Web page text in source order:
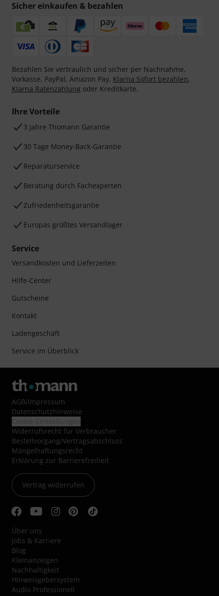
Sicher einkaufen & bezahlen
Bezahlen Sie vertraulich und sicher per Nachnahme,
Vorkasse, PayPal, Amazon Pay, Klarna Sofort bezahlen,
Klarna Ratenzahlung oder Kreditkarte.
Ihre Vorteile
3 Jahre Thomann Garantie
30 Tage Money-Back-Garantie
Reparaturservice
Beratung durch Fachexperten
Zufriedenheitsgarantie
Europas größtes Versandlager
Service
Versandkosten und Lieferzeiten
Hilfe-Center
Gutscheine
Kontakt
Ladengeschäft
Service im Überblick
AGB/Impressum
Datenschutzhinweise
Widerrufsrecht für Verbraucher
Bestellvorgang/Vertragsabschluss
Mängelhaftungsrecht
Erklärung zur Barrierefreiheit
Vertrag widerrufen
Über uns
Jobs & Karriere
Blog
Kleinanzeigen
Nachhaltigkeit
Hinweisgebersystem
Audio Professionell